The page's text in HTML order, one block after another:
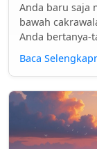
Anda baru saja
bawah
Anda bertanya-
Baca